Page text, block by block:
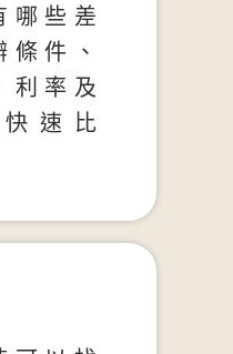
哪些差
條件、
利率及
速比